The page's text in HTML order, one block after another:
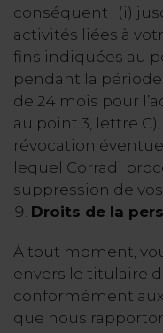
conséquent : (i)
activités liées à
fins indiquées au
pendant la
de 24 mois pour
au point 3, lettre
révocation
lequel Corradi
suppression de
Droits de la
À tout moment,
envers le titulaire
conformément aux
que nous